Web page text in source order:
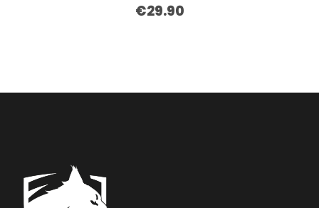
€29.90